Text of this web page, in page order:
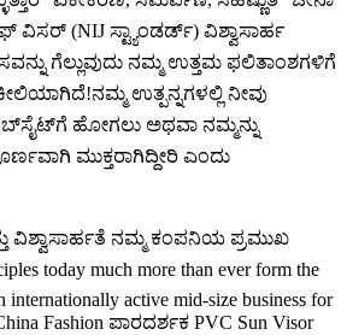
ವಿಸರ್ (NIJ ಸ್ಟ್ಯಾಂಡರ್ಡ್) ವಿಶ್ವಾಸಾರ್ಹ
ಗೆಲ್ಲುವುದು ನಮ್ಮ ಉತ್ತಮ ಫಲಿತಾಂಶಗಳಿಗೆ
ಉತ್ಪನ್ನಗಳಲ್ಲಿ ನೀವು
ಹೋಗಲು ಅಥವಾ ನಮ್ಮನ್ನು
ಮುಕ್ತರಾಗಿದ್ದೀರಿ ಎಂದು
ವಿಶ್ವಾಸಾರ್ಹತೆ ನಮ್ಮ ಕಂಪನಿಯ ಪ್ರಮುಖ
today much more than ever form the
internationally active mid-size business for
Fashion ಪಾರದರ್ಶಕ PVC Sun Visor